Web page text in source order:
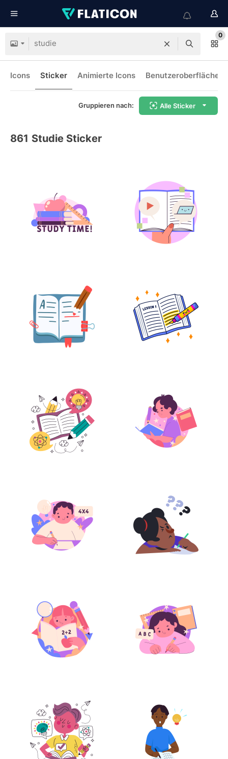
0
Icons Sticker Animierte Icons
Gruppieren nach: Alle Sticker
861 Studie Sticker